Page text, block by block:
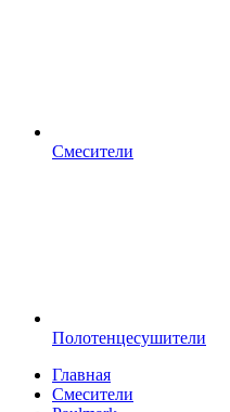
Смесители
Полотенцесушители
Главная
Смесители